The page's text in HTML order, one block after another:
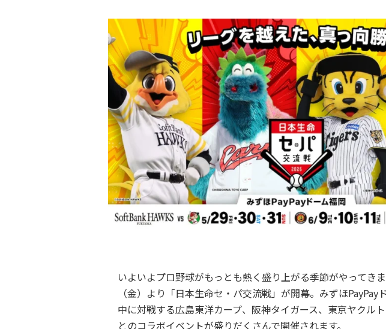
いよいよプロ野球がもっとも熱く盛り上がる季節がやってき
（金）より「日本生命セ・パ交流戦」が開幕。みずほPayPay
中に対戦する広島東洋カープ、阪神タイガース、東京ヤクル
とのコラボイベントが盛りだくさんで開催されます。